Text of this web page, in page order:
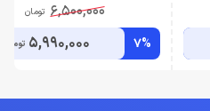
6,500,000 تومان
7%
5,990,000 تومان